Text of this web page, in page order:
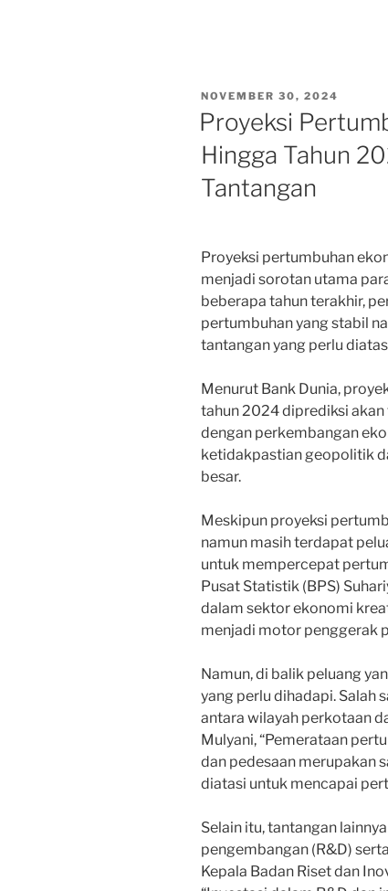
POSTED
ON
NOVEMBER 30, 2024
Proyeksi
Hingga Tahun
Tantangan
Proyeksi pertumbuhan
menjadi sorotan utama
beberapa tahun terakhir,
pertumbuhan yang stabil
tantangan yang perlu
Menurut Bank Dunia,
tahun 2024 diprediksi akan
dengan perkembangan
ketidakpastian geopolitik
besar.
Meskipun proyeksi
namun masih terdapat
untuk mempercepat
Pusat Statistik (BPS)
dalam sektor ekonomi
menjadi motor penggerak
Namun, di balik peluang
yang perlu dihadapi. Salah
antara wilayah perkotaan
Mulyani, “Pemerataan
dan pedesaan merupakan
diatasi untuk mencapai
Selain itu, tantangan
pengembangan (R&D)
Kepala Badan Riset dan